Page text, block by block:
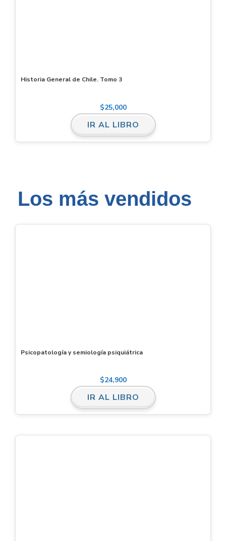
Historia General de Chile. Tomo 3
$25,000
IR AL LIBRO
Los más vendidos
Psicopatología y semiología psiquiátrica
$24,900
IR AL LIBRO